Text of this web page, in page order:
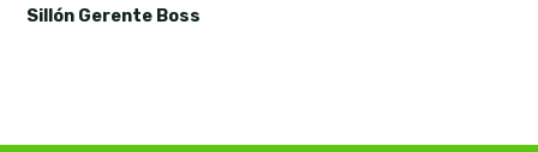
Sillón Gerente Boss